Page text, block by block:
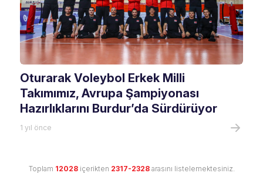
Oturarak Voleybol Erkek Milli
Takımımız, Avrupa Şampiyonası
Hazırlıklarını Burdur’da Sürdürüyor
1 yıl önce
Toplam 12028içerikten 2317-2328arasını listelemektesiniz.